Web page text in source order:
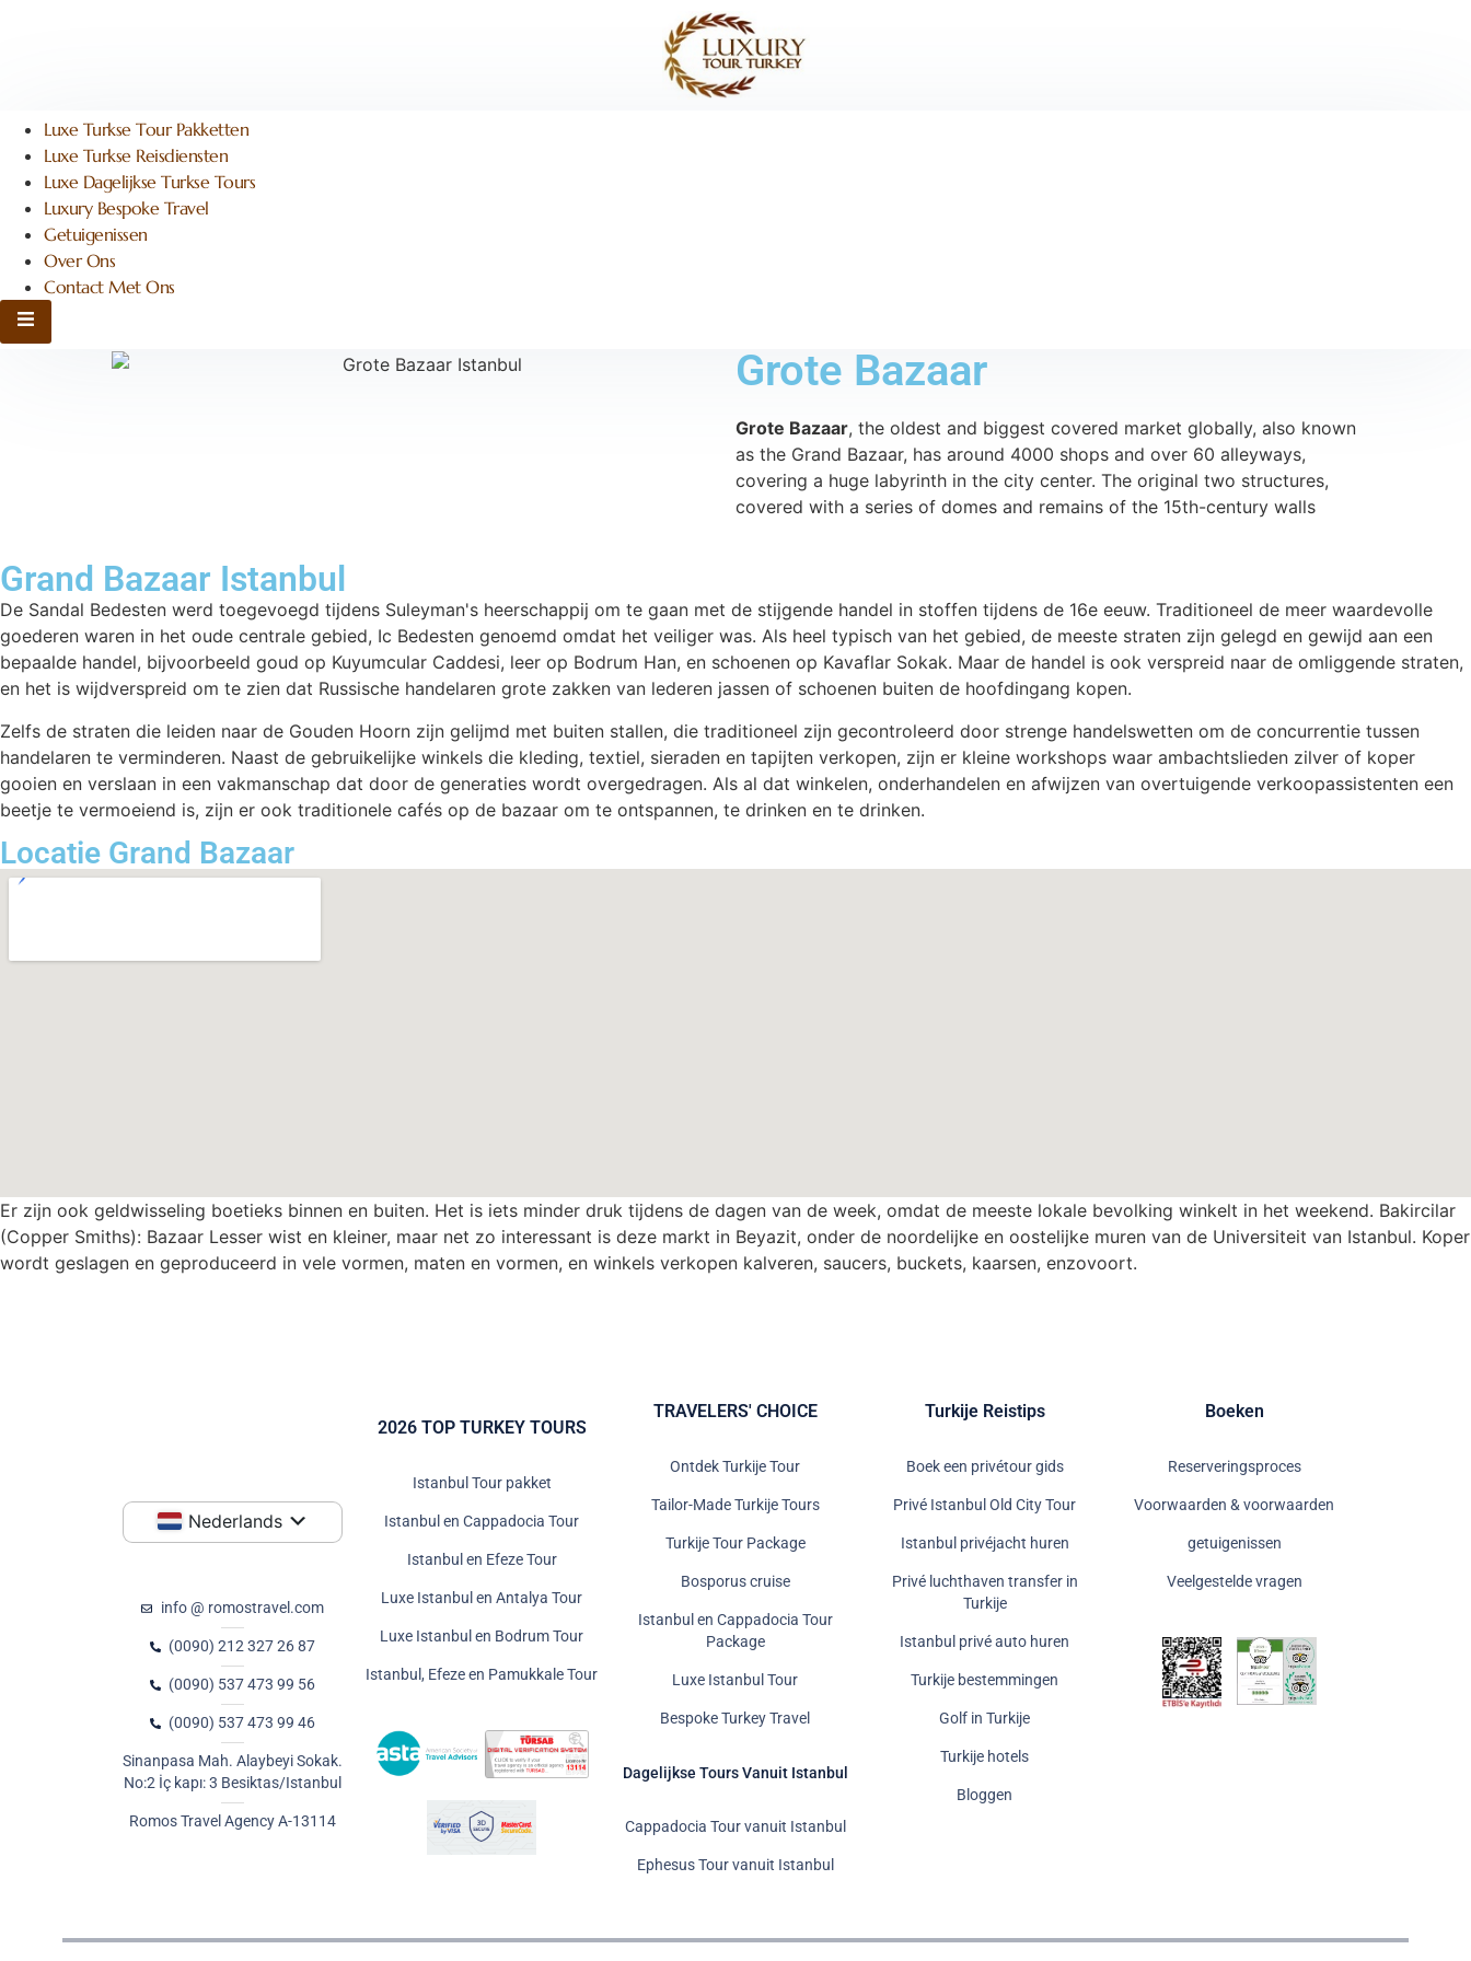
Luxe Turkse Tour Pakketten
Luxe Turkse Reisdiensten
Luxe Dagelijkse Turkse Tours
Luxury Bespoke Travel
Getuigenissen
Over Ons
Contact Met Ons
Hamburger Toggle Menu
Grote Bazaar
Grote Bazaar, the oldest and biggest covered market globally, also known
as the Grand Bazaar, has around 4000 shops and over 60 alleyways,
covering a huge labyrinth in the city center. The original two structures,
covered with a series of domes and remains of the 15th-century walls
Grand Bazaar Istanbul
De Sandal Bedesten werd toegevoegd tijdens Suleyman's heerschappij om te gaan met de stijgende handel in stoffen tijdens de 16e eeuw. Traditioneel de meer waardevolle
goederen waren in het oude centrale gebied, Ic Bedesten genoemd omdat het veiliger was. Als heel typisch van het gebied, de meeste straten zijn gelegd en gewijd aan een
bepaalde handel, bijvoorbeeld goud op Kuyumcular Caddesi, leer op Bodrum Han, en schoenen op Kavaflar Sokak. Maar de handel is ook verspreid naar de omliggende straten,
en het is wijdverspreid om te zien dat Russische handelaren grote zakken van lederen jassen of schoenen buiten de hoofdingang kopen.
Zelfs de straten die leiden naar de Gouden Hoorn zijn gelijmd met buiten stallen, die traditioneel zijn gecontroleerd door strenge handelswetten om de concurrentie tussen
handelaren te verminderen. Naast de gebruikelijke winkels die kleding, textiel, sieraden en tapijten verkopen, zijn er kleine workshops waar ambachtslieden zilver of koper
gooien en verslaan in een vakmanschap dat door de generaties wordt overgedragen. Als al dat winkelen, onderhandelen en afwijzen van overtuigende verkoopassistenten een
beetje te vermoeiend is, zijn er ook traditionele cafés op de bazaar om te ontspannen, te drinken en te drinken.
Locatie Grand Bazaar
Er zijn ook geldwisseling boetieks binnen en buiten. Het is iets minder druk tijdens de dagen van de week, omdat de meeste lokale bevolking winkelt in het weekend. Bakircilar
(Copper Smiths): Bazaar Lesser wist en kleiner, maar net zo interessant is deze markt in Beyazit, onder de noordelijke en oostelijke muren van de Universiteit van Istanbul. Koper
wordt geslagen en geproduceerd in vele vormen, maten en vormen, en winkels verkopen kalveren, saucers, buckets, kaarsen, enzovoort.
Nederlands
info @ romostravel.com
(0090) 212 327 26 87
(0090) 537 473 99 56
(0090) 537 473 99 46
Sinanpasa Mah. Alaybeyi Sokak.
No:2 İç kapı: 3 Besiktas/Istanbul
Romos Travel Agency A-13114
2026 TOP TURKEY TOURS
Istanbul Tour pakket
Istanbul en Cappadocia Tour
Istanbul en Efeze Tour
Luxe Istanbul en Antalya Tour
Luxe Istanbul en Bodrum Tour
Istanbul, Efeze en Pamukkale Tour
TRAVELERS' CHOICE
Ontdek Turkije Tour
Tailor-Made Turkije Tours
Turkije Tour Package
Bosporus cruise
Istanbul en Cappadocia Tour
Package
Luxe Istanbul Tour
Bespoke Turkey Travel
Dagelijkse Tours Vanuit Istanbul
Cappadocia Tour vanuit Istanbul
Ephesus Tour vanuit Istanbul
Turkije Reistips
Boek een privétour gids
Privé Istanbul Old City Tour
Istanbul privéjacht huren
Privé luchthaven transfer in
Turkije
Istanbul privé auto huren
Turkije bestemmingen
Golf in Turkije
Turkije hotels
Bloggen
Boeken
Reserveringsproces
Voorwaarden & voorwaarden
getuigenissen
Veelgestelde vragen